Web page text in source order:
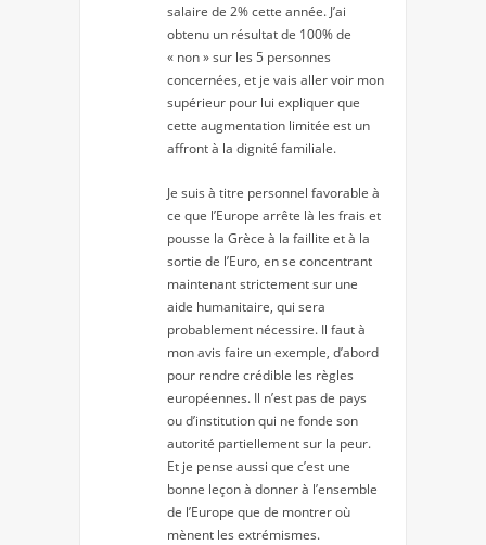
salaire de 2% cette année. J’ai
obtenu un résultat de 100% de
« non » sur les 5 personnes
concernées, et je vais aller voir mon
supérieur pour lui expliquer que
cette augmentation limitée est un
affront à la dignité familiale.
Je suis à titre personnel favorable à
ce que l’Europe arrête là les frais et
pousse la Grèce à la faillite et à la
sortie de l’Euro, en se concentrant
maintenant strictement sur une
aide humanitaire, qui sera
probablement nécessire. Il faut à
mon avis faire un exemple, d’abord
pour rendre crédible les règles
européennes. Il n’est pas de pays
ou d’institution qui ne fonde son
autorité partiellement sur la peur.
Et je pense aussi que c’est une
bonne leçon à donner à l’ensemble
de l’Europe que de montrer où
mènent les extrémismes.